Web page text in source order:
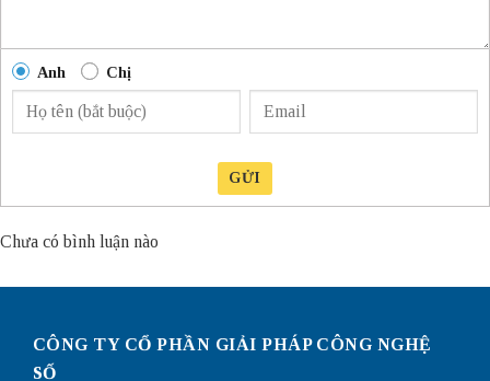
Anh Chị
GỬI
Chưa có bình luận nào
CÔNG TY CỔ PHẦN GIẢI PHÁP CÔNG NGHỆ
SỐ